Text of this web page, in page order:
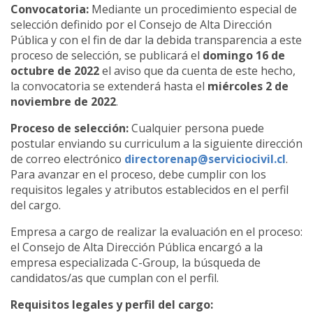
Convocatoria: Mediante un procedimiento especial de
selección definido por el Consejo de Alta Dirección
Pública y con el fin de dar la debida transparencia a este
proceso de selección, se publicará el domingo 16 de
octubre de 2022el aviso que da cuenta de este hecho,
la convocatoria se extenderá hasta el miércoles 2 de
noviembre de 2022.
Proceso de selección:Cualquier persona puede
postular enviando su curriculum a la siguiente dirección
de correo electrónico directorenap@serviciocivil.cl.
Para avanzar en el proceso, debe cumplir con los
requisitos legales y atributos establecidos en el perfil
del cargo.
Empresa a cargo de realizar la evaluación en el proceso:
el Consejo de Alta Dirección Pública encargó a la
empresa especializada C-Group, la búsqueda de
candidatos/as que cumplan con el perfil.
Requisitos legales y perfil del cargo: